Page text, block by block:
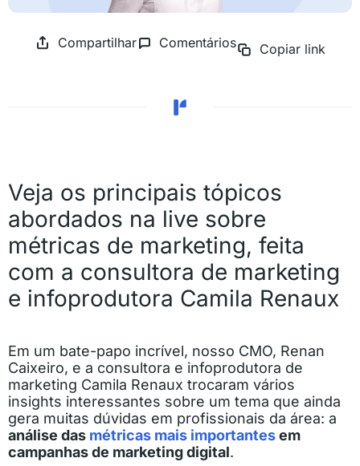
Compartilhar Comentários Copiar link
Veja os principais tópicos
abordados na live sobre
métricas de marketing, feita
com a consultora de marketing
e infoprodutora Camila Renaux
Em um bate-papo incrível, nosso CMO, Renan
Caixeiro, e a consultora e infoprodutora de
marketing Camila Renaux trocaram vários
insights interessantes sobre um tema que ainda
gera muitas dúvidas em profissionais da área: a
análise das métricas mais importantesem
campanhas de marketing digital.